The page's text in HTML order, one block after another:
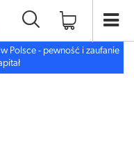
Polsce - pewność i zaufanie